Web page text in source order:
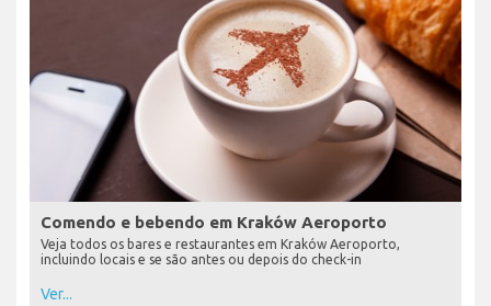
Comendo e bebendo em Kraków Aeroporto
Veja todos os bares e restaurantes em Kraków Aeroporto,
incluindo locais e se são antes ou depois do check-in
Ver...